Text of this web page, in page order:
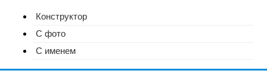
Конструктор
С фото
С именем